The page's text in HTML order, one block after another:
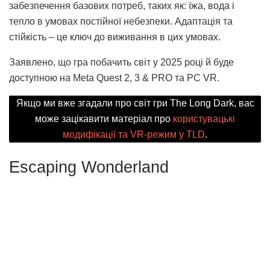
забезпечення базових потреб, таких як: їжа, вода і
тепло в умовах постійної небезпеки. Адаптація та
стійкість – це ключ до виживання в цих умовах.
Заявлено, що гра побачить світ у 2025 році й буде
доступною на Meta Quest 2, 3 & PRO та PC VR.
Якщо ми вже згадали про світ гри The Long Dark, вас
може зацікавити матеріал про користувацькі
модифікації та VR-режим у TLD.
Escaping Wonderland